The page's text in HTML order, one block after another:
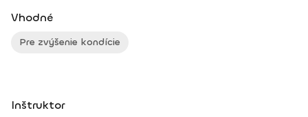
Vhodné
Pre zvýšenie kondície
Inštruktor